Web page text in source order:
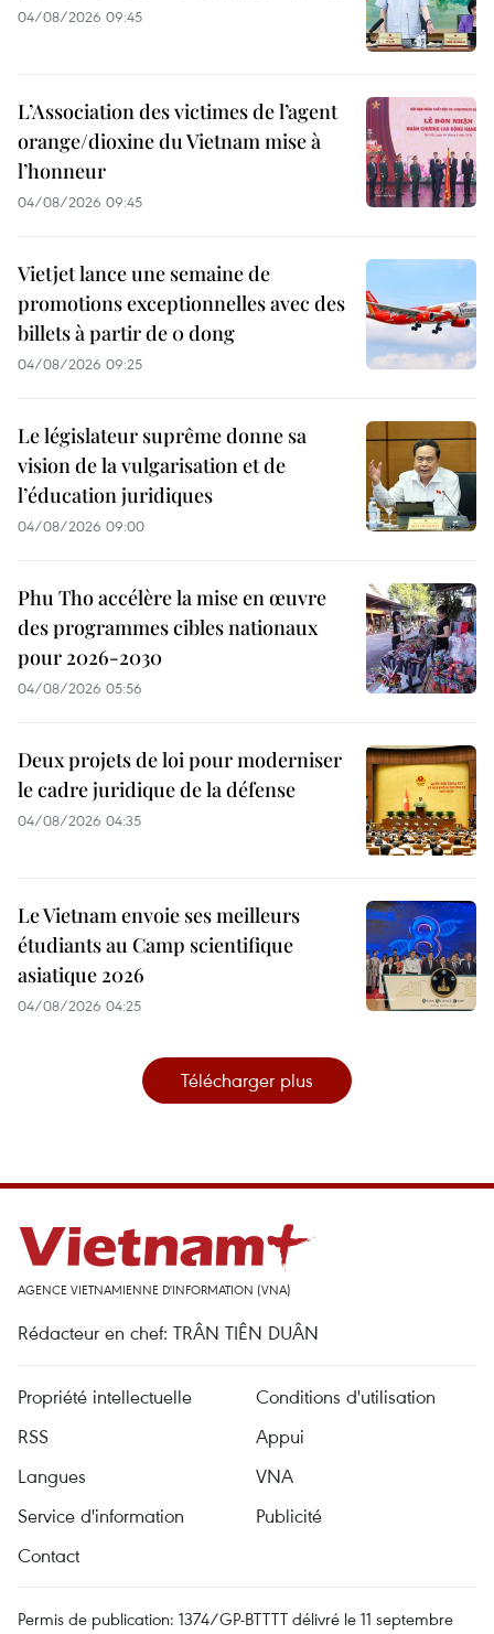
04/08/2026 09:45
L’Association des victimes de l’agent
orange/dioxine du Vietnam mise à
l’honneur
04/08/2026 09:45
Vietjet lance une semaine de
promotions exceptionnelles avec des
billets à partir de 0 dong
04/08/2026 09:25
Le législateur suprême donne sa
vision de la vulgarisation et de
l’éducation juridiques
04/08/2026 09:00
Phu Tho accélère la mise en œuvre
des programmes cibles nationaux
pour 2026-2030
04/08/2026 05:56
Deux projets de loi pour moderniser
le cadre juridique de la défense
04/08/2026 04:35
Le Vietnam envoie ses meilleurs
étudiants au Camp scientifique
asiatique 2026
04/08/2026 04:25
Télécharger plus
AGENCE VIETNAMIENNE D'INFORMATION (VNA)
Rédacteur en chef: TRÂN TIÊN DUÂN
Propriété intellectuelle
Conditions d'utilisation
RSS
Appui
Langues
VNA
Service d'information
Publicité
Contact
Permis de publication: 1374/GP-BTTTT délivré le 11 septembre